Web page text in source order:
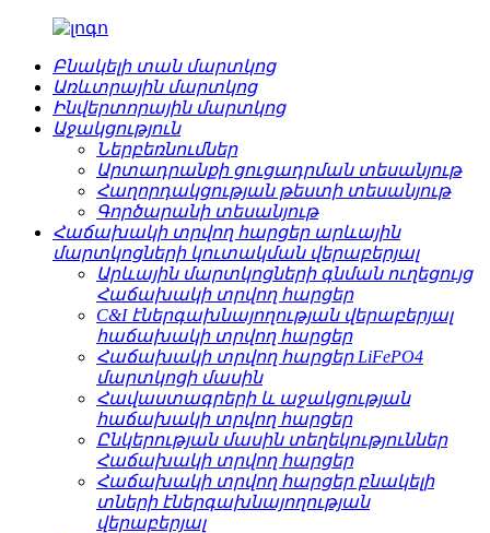
Բնակելի տան մարտկոց
Առևտրային մարտկոց
Ինվերտորային մարտկոց
Աջակցություն
Ներբեռնումներ
Արտադրանքի ցուցադրման տեսանյութ
Հաղորդակցության թեստի տեսանյութ
Գործարանի տեսանյութ
Հաճախակի տրվող հարցեր արևային
մարտկոցների կուտակման վերաբերյալ
Արևային մարտկոցների գնման ուղեցույց
Հաճախակի տրվող հարցեր
C&I էներգախնայողության վերաբերյալ
հաճախակի տրվող հարցեր
Հաճախակի տրվող հարցեր LiFePO4
մարտկոցի մասին
Հավաստագրերի և աջակցության
հաճախակի տրվող հարցեր
Ընկերության մասին տեղեկություններ
Հաճախակի տրվող հարցեր
Հաճախակի տրվող հարցեր բնակելի
տների էներգախնայողության
վերաբերյալ